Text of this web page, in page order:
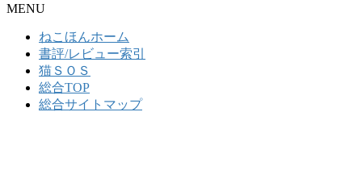
MENU
ねこほんホーム
書評/レビュー索引
猫ＳＯＳ
総合TOP
総合サイトマップ